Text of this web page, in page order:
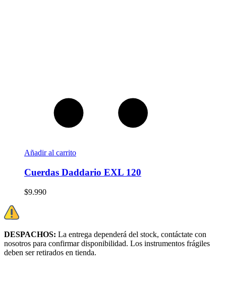
Añadir al carrito
Cuerdas Daddario EXL 120
$9.990
DESPACHOS: La entrega dependerá del stock, contáctate con
nosotros para confirmar disponibilidad. Los instrumentos frágiles
deben ser retirados en tienda.